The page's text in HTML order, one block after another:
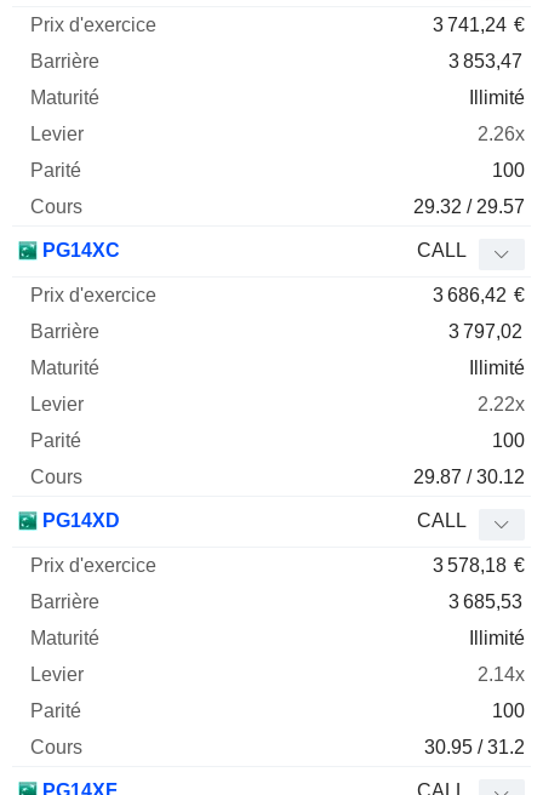
3 741,24 €
3 853,47
Illimité
2.26x
100
29.32 / 29.57
PG14XC CALL
3 686,42 €
3 797,02
Illimité
2.22x
100
29.87 / 30.12
PG14XD CALL
3 578,18 €
3 685,53
Illimité
2.14x
100
30.95 / 31.2